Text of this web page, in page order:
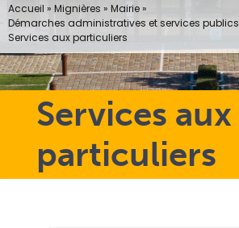
Services aux
particuliers
Accueil » Mignières » Mairie»
Démarches administratives et services publics
Services aux particuliers